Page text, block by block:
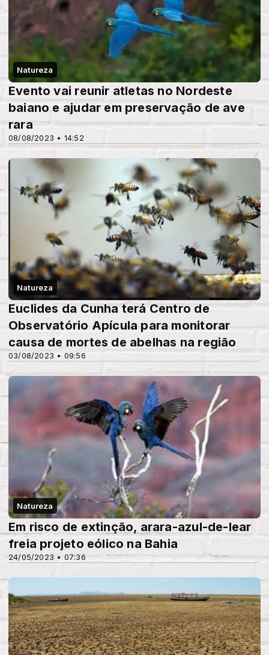
Natureza
08/08/2023 • 14:52
Evento vai reunir atletas no Nordeste
baiano e ajudar em preservação de ave
rara
Natureza
03/08/2023 • 09:56
Euclides da Cunha terá Centro de
Observatório Apícula para monitorar
causa de mortes de abelhas na região
Natureza
24/05/2023 • 07:36
Em risco de extinção, arara-azul-de-lear
freia projeto eólico na Bahia